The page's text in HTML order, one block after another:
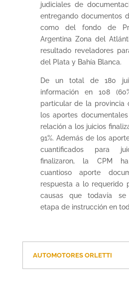
judiciales de
entregando documentos
como del fondo de
Argentina Zona del
resultado reveladores
del Plata y Bahía Blanca.
De un total de 180
información en 108
particular de la provincia
los aportes
relación a los juicios
91%. Además de los
cuantificados para
finalizaron, la CPM
cuantioso aporte
respuesta a lo requerido
causas que todavía se
etapa de instrucción en
AUTOMOTORES ORLETTI